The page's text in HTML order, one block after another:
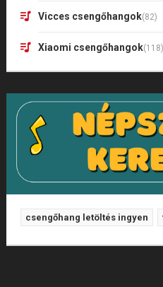
Vicces csengőhangok(82)
Xiaomi csengőhangok(118)
csengőhang letöltés ingyen